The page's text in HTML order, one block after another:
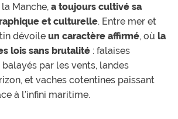
Manche, a toujours cultivé sa
et culturelle. Entre mer et
dévoile un caractère affirmé, où la
lois sans brutalité : falaises
par les vents, landes
et vaches cotentines paissant
à l’infini maritime.